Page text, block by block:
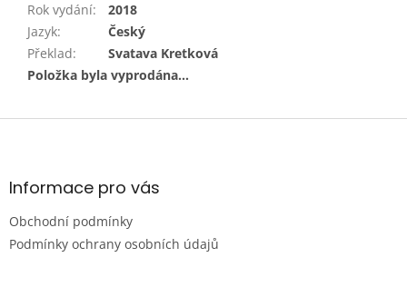
Rok vydání:
2018
Jazyk:
Český
Překlad:
Svatava Kretková
Položka byla vyprodána…
Z
aInformace pro vás
Obchodní podmínky
Podmínky ochrany osobních údajů